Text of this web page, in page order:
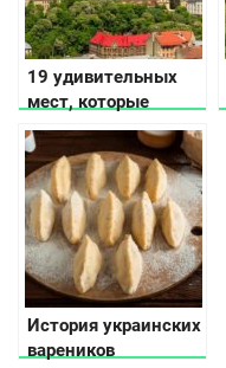
19 удивительных
мест, которые
нужно посетить
Львове
История украинских
вареников